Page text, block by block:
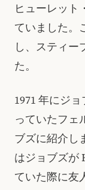
ヒューレット
ていました。
し、スティー
た。
1971 年にジ
っていたフェ
ブズに紹介し
はジョブズが
ていた際に友